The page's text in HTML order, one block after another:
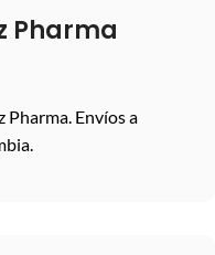
Pharma
Pharma. Envíos a